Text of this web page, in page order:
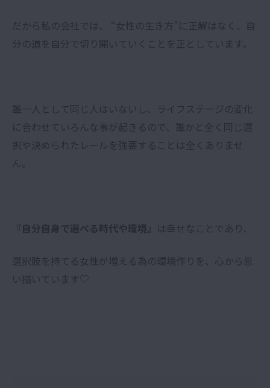
だから私の会社では、 “女性の生き方”に正解はなく、自
分の道を自分で切り開いていくことを正としています。
誰一人として同じ人はいないし、ライフステージの変化
に合わせていろんな事が起きるので、誰かと全く同じ選
択や決められたレールを強要することは全くありませ
ん。
『自分自身で選べる時代や環境』 は幸せなことであり、
選択肢を持てる女性が増える為の環境作りを、心から思
い描いています♡